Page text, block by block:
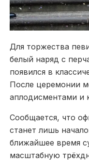
Для торжества
белый наряд с
появился в
После церемонии
аплодисментами и
Сообщается, что
станет лишь
ближайшее время
масштабную